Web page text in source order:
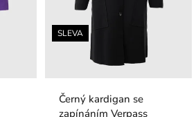
SLEVA
Černý kardigan se
zapínáním Verpass